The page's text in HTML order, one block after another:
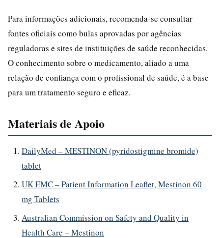
Para informações adicionais, recomenda-se consultar
fontes oficiais como bulas aprovadas por agências
reguladoras e sites de instituições de saúde reconhecidas.
O conhecimento sobre o medicamento, aliado a uma
relação de confiança com o profissional de saúde, é a base
para um tratamento seguro e eficaz.
Materiais de Apoio
DailyMed – MESTINON (pyridostigmine bromide)
tablet
UK EMC – Patient Information Leaflet, Mestinon 60
mg Tablets
Australian Commission on Safety and Quality in
Health Care – Mestinon